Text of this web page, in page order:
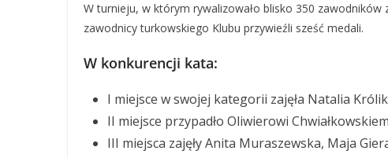
W turnieju, w którym rywalizowało blisko 350
zawodnicy turkowskiego Klubu przywieźli sześć medali.
W konkurencji kata:
I miejsce w swojej kategorii zajęła Natalia
II miejsce przypadło Oliwierowi
III miejsca zajęły Anita Muraszewska, Maja